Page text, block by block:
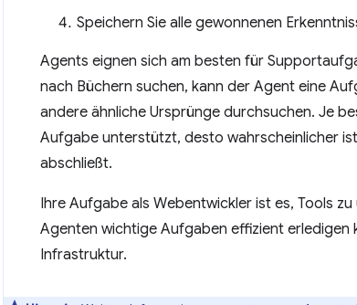
Speichern Sie alle gewonnenen
Agents eignen sich am besten für
nach Büchern suchen, kann der Agent eine
andere ähnliche Ursprünge durchsuchen. Je
Aufgabe unterstützt, desto wahrscheinlicher
abschließt.
Ihre Aufgabe als Webentwickler ist es, Tools
Agenten wichtige Aufgaben effizient erledigen
Infrastruktur.